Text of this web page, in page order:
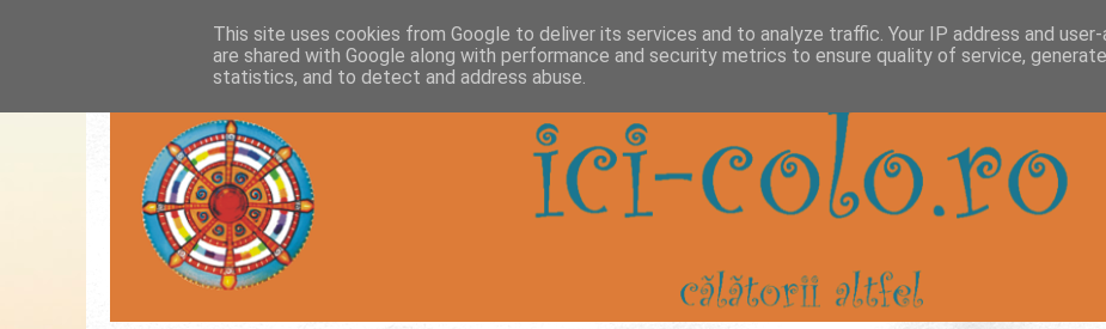
This site uses cookies from Google to deliver its services and to analyze traffic. Your IP address and
are shared with Google along with performance and security metrics to ensure quality of service,
statistics, and to detect and address abuse.